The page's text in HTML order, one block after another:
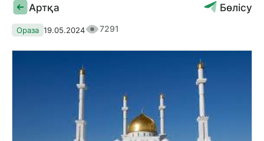
Артқа Бөлісу
Ораза 19.05.2024 7291